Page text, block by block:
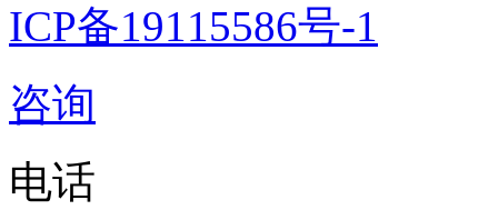
ICP备19115586号-1
咨询
电话